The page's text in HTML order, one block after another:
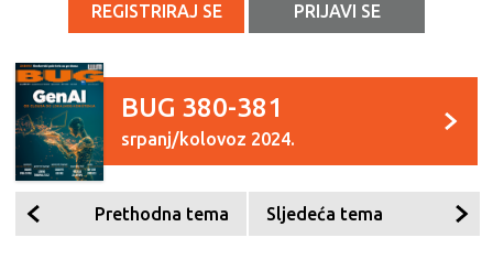
REGISTRIRAJ SE PRIJAVI SE
BUG 380-381
srpanj/kolovoz 2024.
Prethodna tema Sljedeća tema